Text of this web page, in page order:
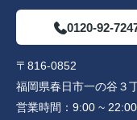
0120-92-
〒816-0852
福岡県春日市一の谷３
営業時間： 9:00 ~